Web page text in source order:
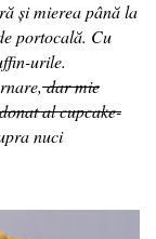
și mierea până la
portocală. Cu
urile.
dar mie
al cupcake-
nuci